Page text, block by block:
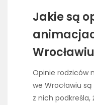
Jakie są
Wrocławiu
Opinie rodziców
we Wrocławiu
z nich podkreśla,